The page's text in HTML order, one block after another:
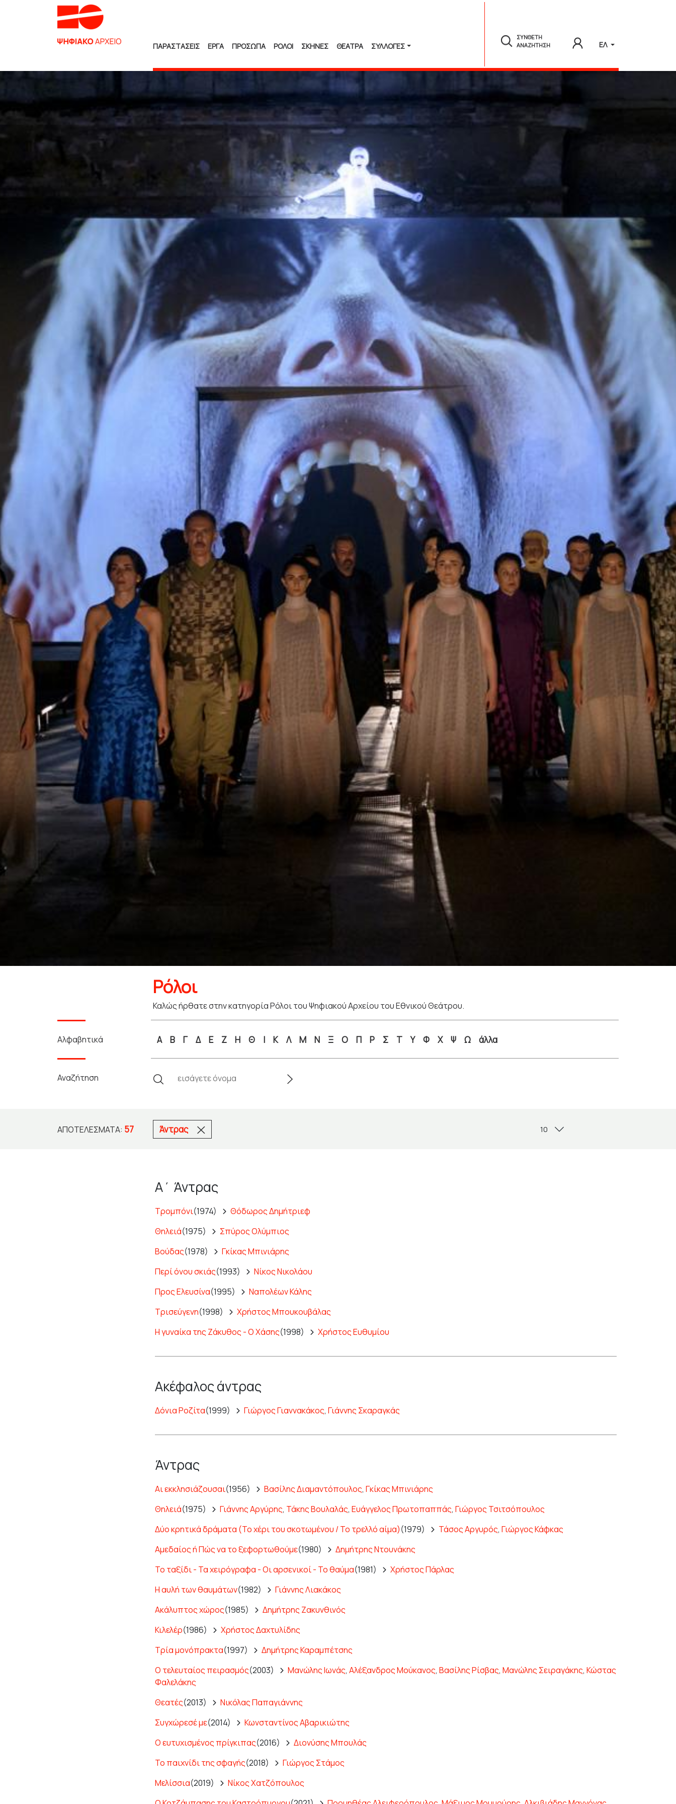
ΠΑΡΑΣΤΑΣΕΙΣ ΕΡΓΑ ΠΡΟΣΩΠΑ ΡΟΛΟΙ ΣΚΗΝΕΣ ΘΕΑΤΡΑ ΣΥΛΛΟΓΈΣ
ΣΥΝΘΕΤΗ
ΑΝΑΖΗΤΗΣΗ
ΕΛ
Ρόλοι
Καλώς ήρθατε στην κατηγορία Ρόλοι του Ψηφιακού Αρχείου του Εθνικού Θεάτρου.
Αλφαβητικά Α Β Γ Δ Ε Ζ Η Θ Ι Κ Λ Μ Ν Ξ Ο Π Ρ Σ Τ Υ Φ Χ Ψ Ω άλλα
Αναζήτηση
ΑΠΟΤΕΛΈΣΜΑΤΑ: 57 Άντρας
Α΄ Άντρας
Τρομπόνι(1974)
Θόδωρος Δημήτριεφ
Θηλειά(1975)
Σπύρος Ολύμπιος
Βούδας(1978)
Γκίκας Μπινιάρης
Περί όνου σκιάς(1993)
Νίκος Νικολάου
Προς Ελευσίνα(1995)
Ναπολέων Κάλης
Τρισεύγενη(1998)
Χρήστος Μπουκουβάλας
Η γυναίκα της Ζάκυθος - Ο Χάσης(1998) Χρήστος Ευθυμίου
Ακέφαλος άντρας
Δόνια Ροζίτα(1999) Γιώργος Γιαννακάκος, Γιάννης Σκαραγκάς
Άντρας
Αι εκκλησιάζουσαι(1956) Βασίλης Διαμαντόπουλος, Γκίκας Μπινιάρης
Θηλειά(1975) Γιάννης Αργύρης, Τάκης Βουλαλάς, Ευάγγελος Πρωτοπαππάς, Γιώργος Τσιτσόπουλος
Δύο κρητικά δράματα (Το χέρι του σκοτωμένου / Το τρελλό αίμα)(1979) Τάσος Αργυρός, Γιώργος Κάφκας
Αμεδαίος ή Πώς να το ξεφορτωθούμε(1980)
Δημήτρης Ντουνάκης
Το ταξίδι - Τα χειρόγραφα - Οι αρσενικοί - Το θαύμα(1981)
Χρήστος Πάρλας
Η αυλή των θαυμάτων(1982)
Γιάννης Λιακάκος
Ακάλυπτος χώρος(1985)
Δημήτρης Ζακυνθινός
Κιλελέρ(1986)
Χρήστος Δαχτυλίδης
Τρία μονόπρακτα(1997)
Δημήτρης Καραμπέτσης
Ο τελευταίος πειρασμός(2003) Μανώλης Ιωνάς, Αλέξανδρος Μούκανος, Βασίλης Ρίσβας, Μανώλης Σειραγάκης, Κώστας
Φαλελάκης
Θεατές(2013)
Νικόλας Παπαγιάννης
Συγχώρεσέ με(2014)
Κωνσταντίνος Αβαρικιώτης
Ο ευτυχισμένος πρίγκιπας(2016)
Διονύσης Μπουλάς
Το παιχνίδι της σφαγής(2018)
Γιώργος Στάμος
Μελίσσια(2019)
Νίκος Χατζόπουλος